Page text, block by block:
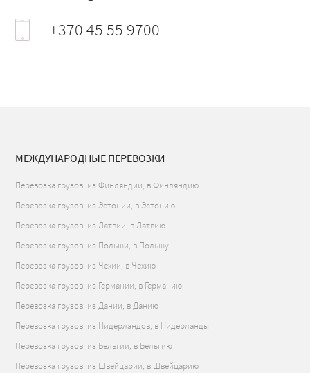
+370 45 55 9700
МЕЖДУНАРОДНЫЕ ПЕРЕВОЗКИ
Перевозка грузов: из Финляндии, в Финляндию
Перевозка грузов: из Эстонии, в Эстонию
Перевозка грузов: из Латвии, в Латвию
Перевозка грузов: из Польши, в Польшу
Перевозка грузов: из Чехии, в Чехию
Перевозка грузов: из Германии, в Германию
Перевозка грузов: из Дании, в Данию
Перевозка грузов: из Нидерландов, в Нидерланды
Перевозка грузов: из Бельгии, в Бельгию
Перевозка грузов: из Швейцарии, в Швейцарию